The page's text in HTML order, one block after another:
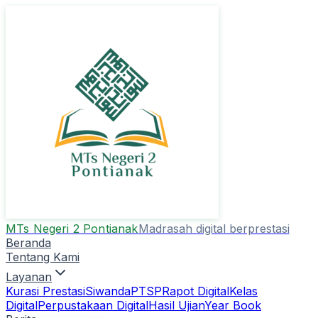
MTs Negeri 2 PontianakMadrasah digital berprestasi
Beranda
Tentang Kami
Layanan
Kurasi PrestasiSiwandaPTSPRapot DigitalKelas
DigitalPerpustakaan DigitalHasil UjianYear Book